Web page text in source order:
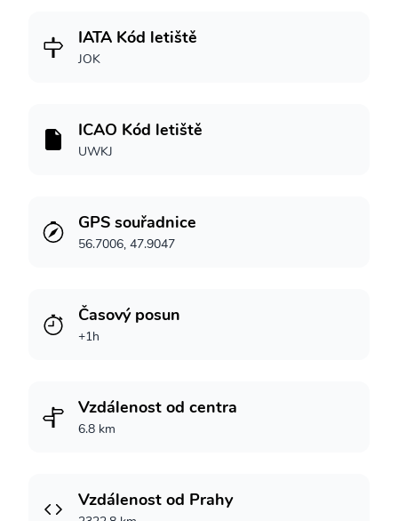
IATA Kód letiště
JOK
ICAO Kód letiště
UWKJ
GPS souřadnice
56.7006, 47.9047
Časový posun
+1h
Vzdálenost od centra
6.8 km
Vzdálenost od Prahy